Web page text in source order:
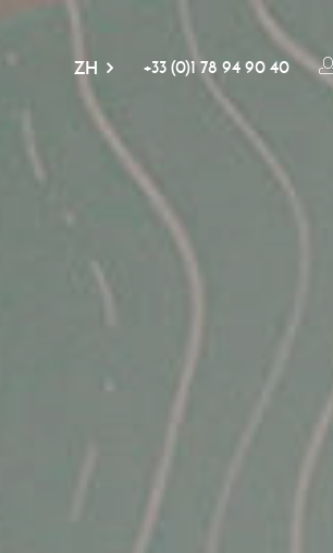
ZH +33 (0)1 78 94 90 40